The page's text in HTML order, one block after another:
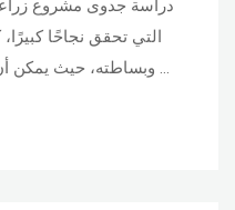
دراسة جدوى مشروع
التي تحقق نجاحًا
وبساطته، حيث يمكن أن تزرع أسطح العمائر بالأعشاب …